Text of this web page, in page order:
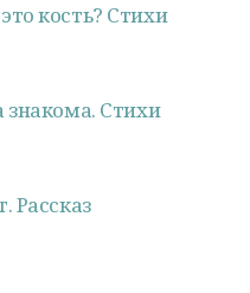
кость? Стихи
знакома. Стихи
Рассказ